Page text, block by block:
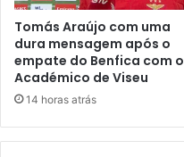
Tomás Araújo com uma
dura mensagem após o
empate do Benfica com o
Académico de Viseu
14 horas atrás